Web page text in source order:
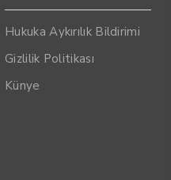
Hukuka Aykırılık Bildirimi
Gizlilik Politikası
Künye